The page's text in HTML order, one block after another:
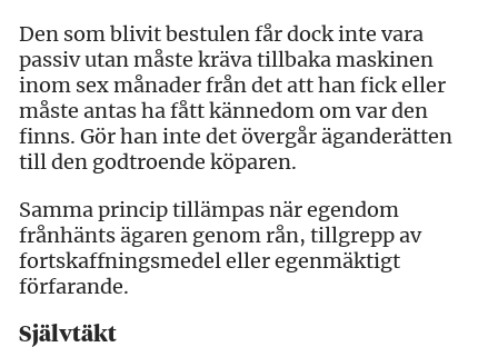
Den som blivit bestulen får dock inte vara
passiv utan måste kräva tillbaka maskinen
inom sex månader från det att han fick eller
måste antas ha fått kännedom om var den
finns. Gör han inte det övergår äganderätten
till den godtroende köparen.
Samma princip tillämpas när egendom
frånhänts ägaren genom rån, tillgrepp av
fortskaffningsmedel eller egenmäktigt
förfarande.
Självtäkt